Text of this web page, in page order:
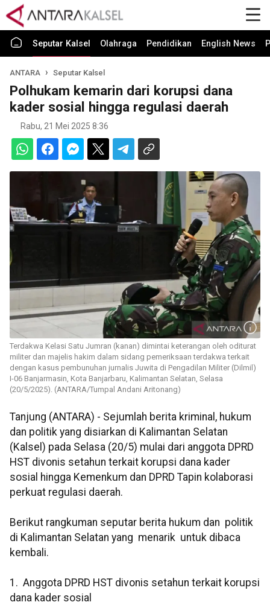
Seputar Kalsel Olahraga Pendidikan English News
ANTARA Seputar Kalsel
Polhukam kemarin dari korupsi dana
kader sosial hingga regulasi daerah
Rabu, 21 Mei 2025 8:36
Terdakwa Kelasi Satu Jumran (kanan) dimintai keterangan oleh oditurat
militer dan majelis hakim dalam sidang pemeriksaan terdakwa terkait
dengan kasus pembunuhan jurnalis Juwita di Pengadilan Militer (Dilmil)
I-06 Banjarmasin, Kota Banjarbaru, Kalimantan Selatan, Selasa
(20/5/2025). (ANTARA/Tumpal Andani Aritonang)
Tanjung (ANTARA) - Sejumlah berita kriminal, hukum
dan politik yang disiarkan di Kalimantan Selatan
(Kalsel) pada Selasa (20/5) mulai dari anggota DPRD
HST divonis setahun terkait korupsi dana kader
sosial hingga Kemenkum dan DPRD Tapin kolaborasi
perkuat regulasi daerah.
Berikut rangkuman seputar berita hukum dan politik
di Kalimantan Selatan yang menarik untuk dibaca
kembali.
1. Anggota DPRD HST divonis setahun terkait korupsi
dana kader sosial